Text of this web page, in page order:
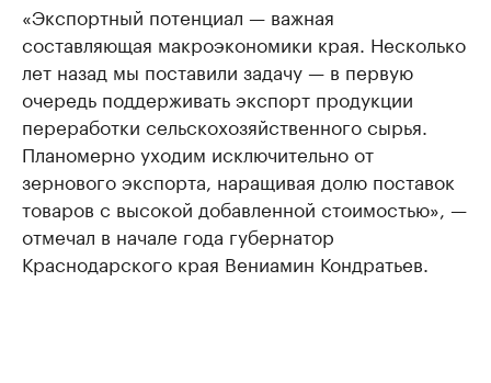
«Экспортный потенциал — важная
составляющая макроэкономики края. Несколько
лет назад мы поставили задачу — в первую
очередь поддерживать экспорт продукции
переработки сельскохозяйственного сырья.
Планомерно уходим исключительно от
зернового экспорта, наращивая долю поставок
товаров с высокой добавленной стоимостью», —
отмечал в начале года губернатор
Краснодарского края Вениамин Кондратьев.